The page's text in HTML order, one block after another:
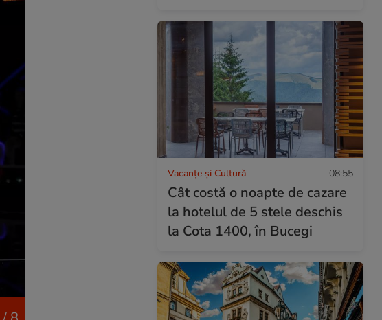
Vacanțe și Cultură 08:55
Cât costă o noapte de cazare
la hotelul de 5 stele deschis
la Cota 1400, în Bucegi